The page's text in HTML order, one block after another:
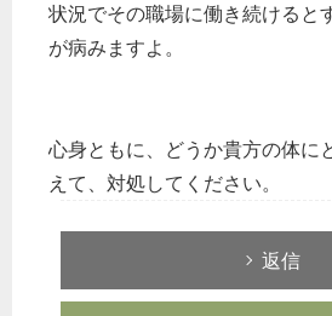
状況でその職場に働き続けると
が病みますよ。
心身ともに、どうか貴方の体に
えて、対処してください。
返信